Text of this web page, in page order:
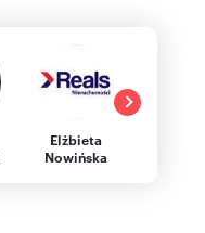
Elżbieta
Nowińska